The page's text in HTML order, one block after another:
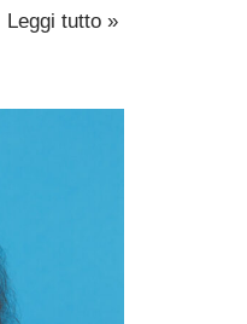
Leggi tutto »